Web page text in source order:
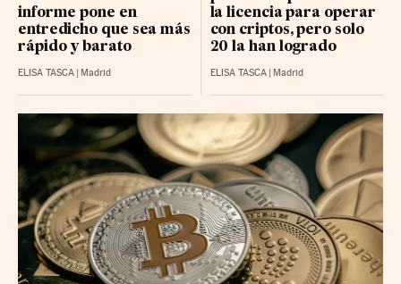
informe pone en
entredicho que sea más
rápido y barato
ELISA TASCA | Madrid
la licencia para operar
con criptos, pero solo
20 la han logrado
ELISA TASCA | Madrid